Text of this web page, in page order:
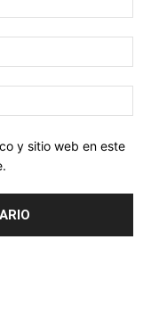
y sitio web en este